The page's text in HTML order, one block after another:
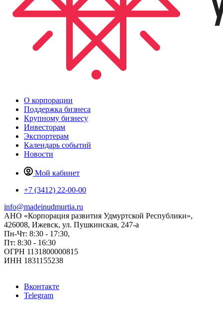
О корпорации
Поддержка бизнеса
Крупному бизнесу
Инвесторам
Экспортерам
Календарь событий
Новости
Мой кабинет
+7 (3412) 22-00-00
info@madeinudmurtia.ru
АНО «Корпорация развития Удмуртской Республики»,
426008, Ижевск, ул. Пушкинская, 247-а
Пн-Чт: 8:30 - 17:30,
Пт: 8:30 - 16:30
ОГРН 1131800000815
ИНН 1831155238
Вконтакте
Telegram